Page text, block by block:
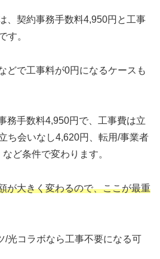
、契約事務手数料4,950円と工事
す。
どで工事料が0円になるケースも
務手数料4,950円で、工事費は立
ち会いなし4,620円、転用/事業者
ど条件で変わります。
が大きく変わるので、ここが最重
/光コラボなら工事不要になる可